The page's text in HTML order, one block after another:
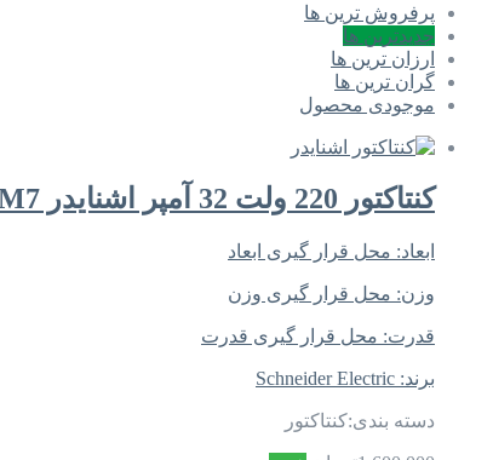
پرفروش ترین ها
جدیدترین ها
ارزان ترین ها
گران ترین ها
موجودی محصول
کنتاکتور 220 ولت 32 آمپر اشنایدر LC1D32M7
ابعاد: محل قرار گیری ابعاد
وزن: محل قرار گیری وزن
قدرت: محل قرار گیری قدرت
برند: Schneider Electric
دسته بندی:کنتاکتور